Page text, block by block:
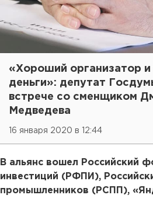
«Хороший организатор и
деньги»: депутат
встрече со сменщиком
Медведева
16 января 2020 в 12:44
В альянс вошел Российский
инвестиций (РФПИ),
промышленников (РСПП),